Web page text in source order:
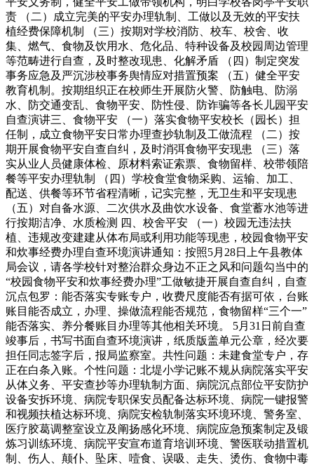
责 （二）成立完美的平安办理轨制、工做以及无效的平安扶
植经费保障机制 （三）按期对学校消防、校车、校舍、收
集、燃气、食物及饮用水、危化品、特种设备及校园周边管理
等范畴进行自查，及时整改现患、化解矛盾 （四）制定突发
事务应急及严沉涉校事务舆情应对措置预案 （五）健全平安
教育机制。按期组织正在校师生开展防火警、防触电、防溺
水、防交通变乱、食物平安、防性侵、防诈骗等各长儿园平安
自查演讲三、食物平安 （一）落实食物平安校长（园长）担
任制，成立食物平安日常办理查抄轨制及工做流程 （二）按
期开展食物平安自查自纠，及时消弭食物平安现患 （三）落
实从业人员健康体检、原材料索证索票、食物留样、校带领陪
餐等平安办理轨制 （四）学校食堂食物采购、运输、加工、
配送、供餐等环节省程清晰，记实完整，无卫生和平安现患
（五）对自备水源、二次供水及曲饮水设备、食堂蓄水池等进
行按期洁净、水质检测 四、校舍平安 （一）校园无违法扶
植、违规改变建建从体布局或利用功能等现患，校园食物平安
和炊事经费办理自查环境演讲通知：按照5月28日上午县教体
局会议，请各学校针对整治群众身边不正之风和问题勾当中的
“校园食物平安和炊事经费办理”工做敏捷开展自查自纠，自查
沉点包罗：能否落实专账专户，收费尺度能否有据可依，台账
账目能否成立，办理、操做流程能否规范，食物留样“三个一”
能否落实、养分餐账目办理等其他相关环境。 5月31日前自查
竣事后，书写书面自查环境演讲，纸质版盖单元公章，经次要
担任同志签字后，报局监察室。共性问题：未建食堂专户，存
正在白条入账。个性问题：北堤小学记账不规从病院落实平安
从体义务、平安查抄等办理轨制方面、病院沉点部位平安防护
设备安拆环境、病院专职保安员配备达标环境、病院一键报警
和视频扶植达标环境、病院安检轨制落实环境环境、警务室、
医疗胶葛调整室设立及阐扬感化环境、病院应急预案制定及锻
炼习训练环境、病院平安宣布道育培训环境、警医联动措置机
制、伤人、颠仆、坠床、噎食、误吸、走失、烫伤、食物中毒